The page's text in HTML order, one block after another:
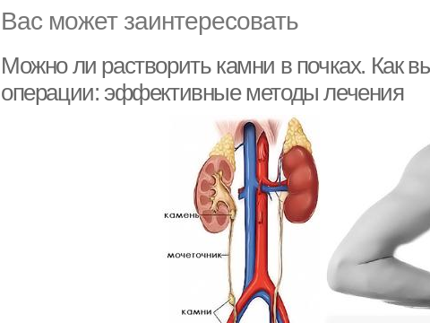
Вас может заинтересовать
Можно ли растворить камни в почках. Как
операции: эффективные методы лечения